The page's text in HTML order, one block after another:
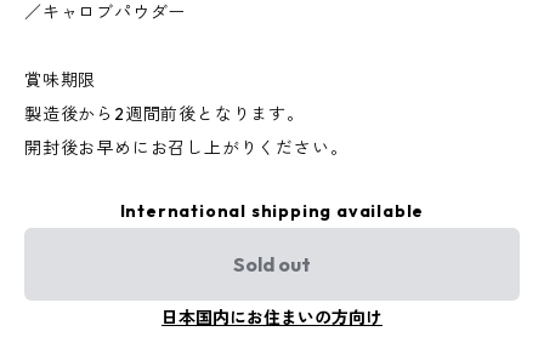
／キャロブパウダー
賞味期限
製造後から2週間前後となります。
開封後お早めにお召し上がりください。
International shipping available
Sold out
日本国内にお住まいの方向け